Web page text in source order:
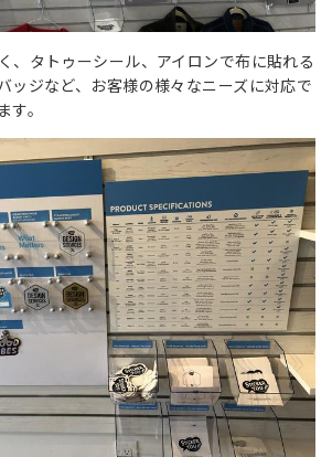
、タトゥーシール、アイロンで布に貼れる
ッジなど、お客様の様々なニーズに対応で
。